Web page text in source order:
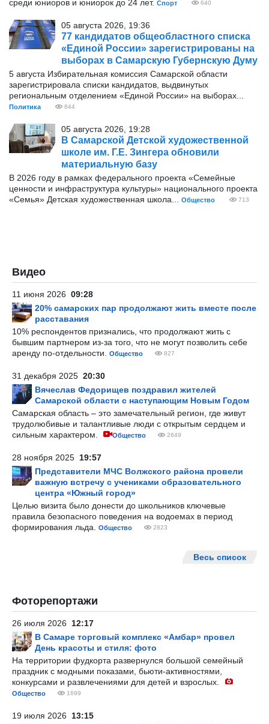
среди юниоров и юниорок до 24 лет. Спорт 640
05 августа 2026, 19:36
77 кандидатов общеобластного списка
«Единой России» зарегистрированы на
выборах в Самарскую Губернскую Думу
5 августа Избирательная комиссия Самарской области
зарегистрировала списки кандидатов, выдвинутых
региональным отделением «Единой России» на выборах...
Политика 844
05 августа 2026, 19:28
В Самарской Детской художественной
школе им. Г.Е. Зингера обновили
материальную базу
В 2026 году в рамках федерального проекта «Семейные
ценности и инфраструктура культуры» национального проекта
«Семья» Детская художественная школа...
Общество 713
Видео
11 июня 2026 09:28
20% самарских пар продолжают жить вместе после
расставания
10% респондентов признались, что продолжают жить с
бывшим партнером из-за того, что не могут позволить себе
аренду по-отдельности.
Общество 827
31 декабря 2025 20:30
Вячеслав Федорищев поздравил жителей
Самарской области с наступающим Новым Годом
Самарская область – это замечательный регион, где живут
трудолюбивые и талантливые люди с открытым сердцем и
сильным характером.
Общество 2649
28 ноября 2025 19:57
Представители МЧС Волжского района провели
важную встречу с учениками образовательного
центра «Южный город»
Целью визита было донести до школьников ключевые
правила безопасного поведения на водоемах в период
формирования льда.
Общество 2823
Весь список
Фоторепортажи
26 июля 2026 12:17
В Самаре торговый комплекс «Амбар» провел
День красоты и стиля: фото
На территории фудкорта развернулся большой семейный
праздник с модными показами, бьюти-активностями,
конкурсами и развлечениями для детей и взрослых.
Общество 1699
19 июля 2026 13:15